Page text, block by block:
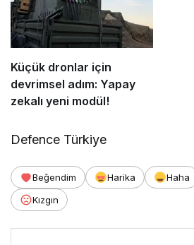
Küçük dronlar için
devrimsel adım: Yapay
zekalı yeni modül!
Defence Türkiye
Beğendim Harika Haha
Kızgın